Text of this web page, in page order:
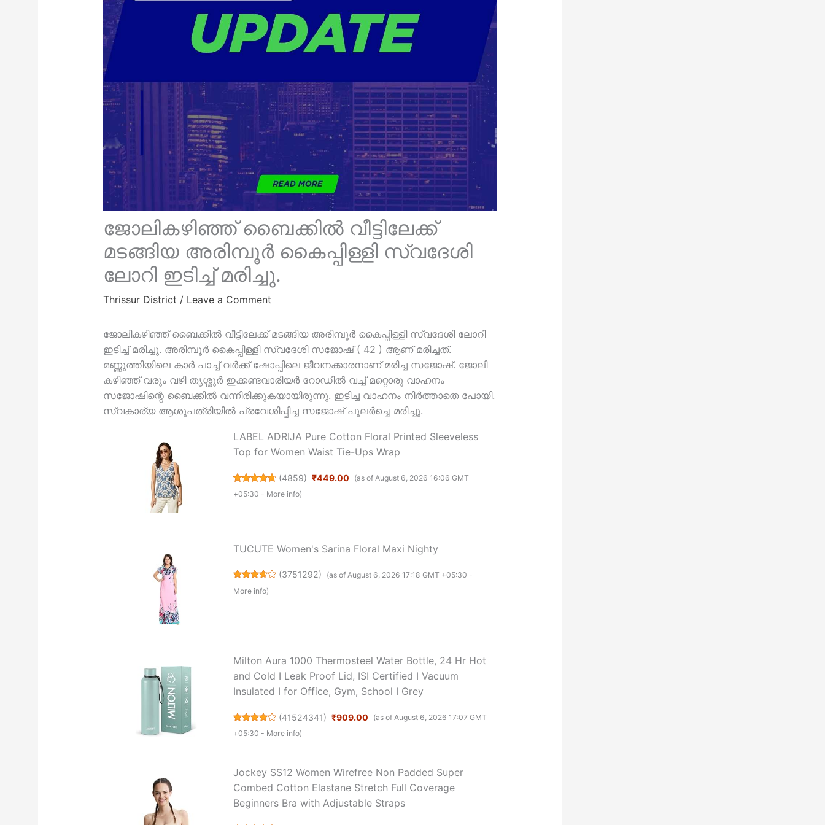
ജോലികഴിഞ്ഞ് ബൈക്കിൽ വീട്ടിലേക്ക്
മടങ്ങിയ അരിമ്പൂർ കൈപ്പിള്ളി സ്വദേശി
ലോറി ഇടിച്ച് മരിച്ചു.
Thrissur District / Leave a Comment
ജോലികഴിഞ്ഞ് ബൈക്കിൽ വീട്ടിലേക്ക് മടങ്ങിയ അരിമ്പൂർ കൈപ്പിള്ളി സ്വദേശി ലോറി
ഇടിച്ച് മരിച്ചു. അരിമ്പൂർ കൈപ്പിള്ളി സ്വദേശി സജോഷ് ( 42 ) ആണ് മരിച്ചത്.
മണ്ണുത്തിയിലെ കാർ പാച്ച് വർക്ക് ഷോപ്പിലെ ജീവനക്കാരനാണ് മരിച്ച സജോഷ്. ജോലി
കഴിഞ്ഞ് വരും വഴി തൃശ്ശൂർ ഇക്കണ്ടവാരിയർ റോഡിൽ വച്ച് മറ്റൊരു വാഹനം
സജോഷിന്റെ ബൈക്കിൽ വന്നിരിക്കുകയായിരുന്നു. ഇടിച്ച വാഹനം നിർത്താതെ പോയി.
സ്വകാര്യ ആശുപത്രിയിൽ പ്രവേശിപ്പിച്ച സജോഷ് പുലർച്ചെ മരിച്ചു.
LABEL ADRIJA Pure Cotton Floral Printed Sleeveless
Top for Women Waist Tie-Ups Wrap
(4859) ₹449.00
(as of August 6, 2026 16:06 GMT
+05:30 - More info)
TUCUTE Women's Sarina Floral Maxi Nighty
(3751292)
(as of August 6, 2026 17:18 GMT +05:30 -
More info)
Milton Aura 1000 Thermosteel Water Bottle, 24 Hr Hot
and Cold I Leak Proof Lid, ISI Certified I Vacuum
Insulated I for Office, Gym, School I Grey
(41524341) ₹909.00
(as of August 6, 2026 17:07 GMT
+05:30 - More info)
Jockey SS12 Women Wirefree Non Padded Super
Combed Cotton Elastane Stretch Full Coverage
Beginners Bra with Adjustable Straps